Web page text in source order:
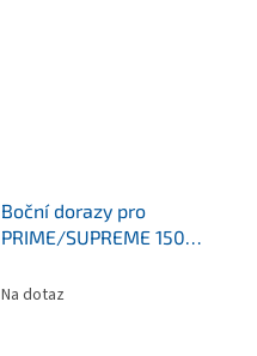
Boční dorazy pro
PRIME/SUPREME 150
Na dotaz